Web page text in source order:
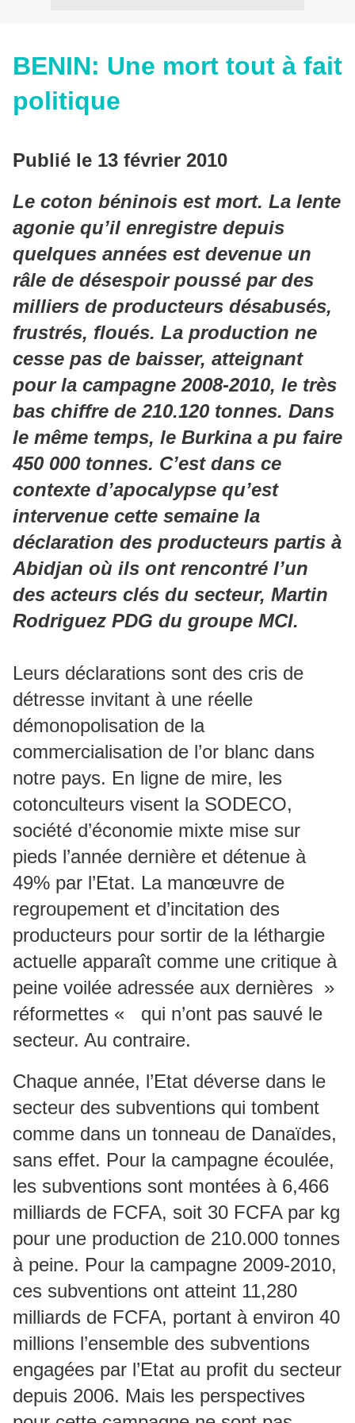
BENIN: Une mort tout à fait
politique
Publié le 13 février 2010
Le coton béninois est mort. La lente
agonie qu’il enregistre depuis
quelques années est devenue un
râle de désespoir poussé par des
milliers de producteurs désabusés,
frustrés, floués. La production ne
cesse pas de baisser, atteignant
pour la campagne 2008-2010, le très
bas chiffre de 210.120 tonnes. Dans
le même temps, le Burkina a pu faire
450 000 tonnes. C’est dans ce
contexte d’apocalypse qu’est
intervenue cette semaine la
déclaration des producteurs partis à
Abidjan où ils ont rencontré l’un
des acteurs clés du secteur, Martin
Rodriguez PDG du groupe MCI.
Leurs déclarations sont des cris de
détresse invitant à une réelle
démonopolisation de la
commercialisation de l’or blanc dans
notre pays. En ligne de mire, les
cotonculteurs visent la SODECO,
société d’économie mixte mise sur
pieds l’année dernière et détenue à
49% par l’Etat. La manœuvre de
regroupement et d’incitation des
producteurs pour sortir de la léthargie
actuelle apparaît comme une critique à
peine voilée adressée aux dernières »
réformettes « qui n’ont pas sauvé le
secteur. Au contraire.
Chaque année, l’Etat déverse dans le
secteur des subventions qui tombent
comme dans un tonneau de Danaïdes,
sans effet. Pour la campagne écoulée,
les subventions sont montées à 6,466
milliards de FCFA, soit 30 FCFA par kg
pour une production de 210.000 tonnes
à peine. Pour la campagne 2009-2010,
ces subventions ont atteint 11,280
milliards de FCFA, portant à environ 40
millions l’ensemble des subventions
engagées par l’Etat au profit du secteur
depuis 2006. Mais les perspectives